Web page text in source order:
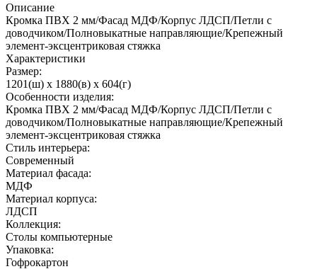
Описание
Кромка ПВХ 2 мм/Фасад МДФ/Корпус ЛДСП/Петли с
доводчиком/Полновыкатные направляющие/Крепежный
элемент-эксцентриковая стяжка
Характеристики
Размер:
1201(ш) x 1880(в) x 604(г)
Особенности изделия:
Кромка ПВХ 2 мм/Фасад МДФ/Корпус ЛДСП/Петли с
доводчиком/Полновыкатные направляющие/Крепежный
элемент-эксцентриковая стяжка
Стиль интерьера:
Современный
Материал фасада:
МДФ
Материал корпуса:
ЛДСП
Коллекция:
Столы компьютерные
Упаковка:
Гофрокартон